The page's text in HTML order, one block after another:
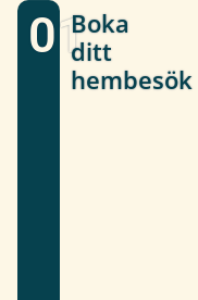
01Boka
ditt
hembesök